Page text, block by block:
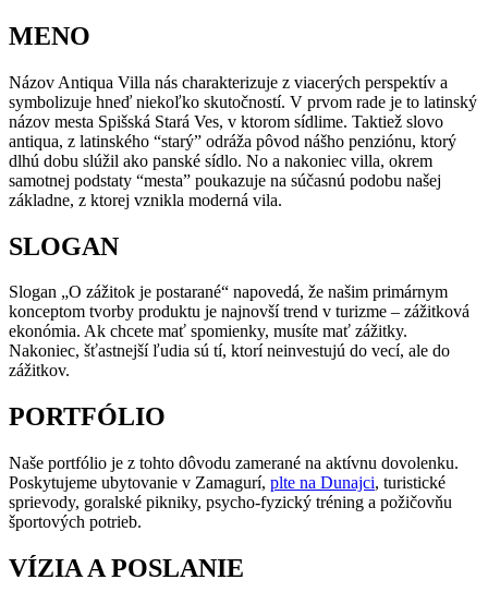
MENO
Názov Antiqua Villa nás charakterizuje z viacerých perspektív a
symbolizuje hneď niekoľko skutočností. V prvom rade je to latinský
názov mesta Spišská Stará Ves, v ktorom sídlime. Taktiež slovo
antiqua, z latinského “starý” odráža pôvod nášho penziónu, ktorý
dlhú dobu slúžil ako panské sídlo. No a nakoniec villa, okrem
samotnej podstaty “mesta” poukazuje na súčasnú podobu našej
základne, z ktorej vznikla moderná vila.
SLOGAN
Slogan „O zážitok je postarané“ napovedá, že našim primárnym
konceptom tvorby produktu je najnovší trend v turizme – zážitková
ekonómia. Ak chcete mať spomienky, musíte mať zážitky.
Nakoniec, šťastnejší ľudia sú tí, ktorí neinvestujú do vecí, ale do
zážitkov.
PORTFÓLIO
Naše portfólio je z tohto dôvodu zamerané na aktívnu dovolenku.
Poskytujeme ubytovanie v Zamagurí, plte na Dunajci, turistické
sprievody, goralské pikniky, psycho-fyzický tréning a požičovňu
športových potrieb.
VÍZIA A POSLANIE